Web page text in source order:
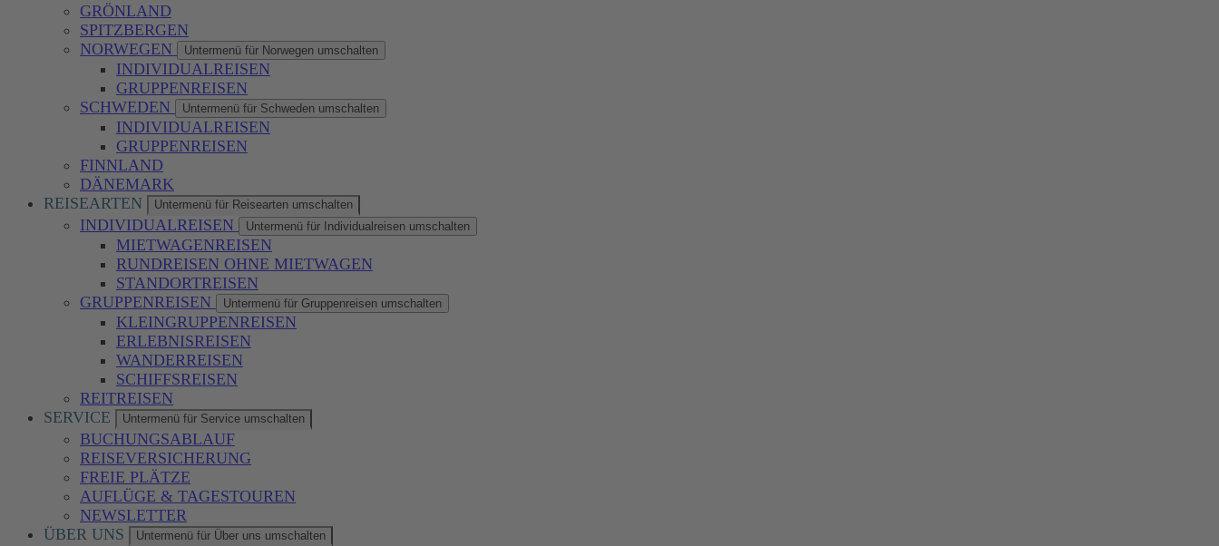
GRÖNLAND
SPITZBERGEN
NORWEGEN
Untermenü für Norwegen umschalten
INDIVIDUALREISEN
GRUPPENREISEN
SCHWEDEN
Untermenü für Schweden umschalten
INDIVIDUALREISEN
GRUPPENREISEN
FINNLAND
DÄNEMARK
REISEARTEN
Untermenü für Reisearten umschalten
INDIVIDUALREISEN Untermenü für Individualreisen umschalten
MIETWAGENREISEN
RUNDREISEN OHNE MIETWAGEN
STANDORTREISEN
GRUPPENREISEN
Untermenü für Gruppenreisen umschalten
KLEINGRUPPENREISEN
ERLEBNISREISEN
WANDERREISEN
SCHIFFSREISEN
REITREISEN
SERVICE
Untermenü für Service umschalten
BUCHUNGSABLAUF
REISEVERSICHERUNG
FREIE PLÄTZE
AUFLÜGE & TAGESTOUREN
NEWSLETTER
ÜBER UNS
Untermenü für Über uns umschalten